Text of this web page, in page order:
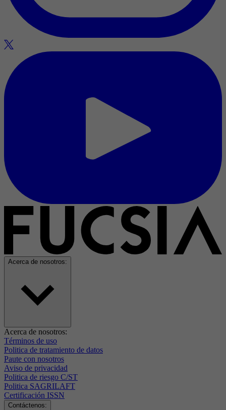
Acerca de nosotros:
Acerca de nosotros:
Términos de uso
Politica de tratamiento de datos
Paute con nosotros
Aviso de privacidad
Politica de riesgo C/ST
Politica SAGRILAFT
Certificación ISSN
Contáctenos: